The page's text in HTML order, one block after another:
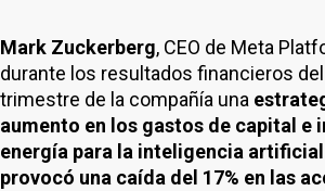
Mark Zuckerberg, CEO de Meta
durante los resultados financieros
trimestre de la compañía una
aumento en los gastos de capital e
energía para la inteligencia
provocó una caída del 17% en las